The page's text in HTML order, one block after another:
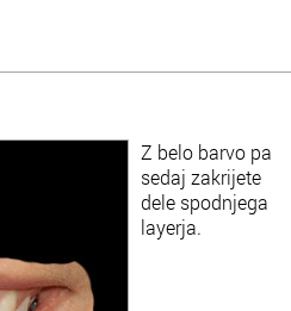
Z belo barvo pa
sedaj zakrijete
dele spodnjega
layerja.